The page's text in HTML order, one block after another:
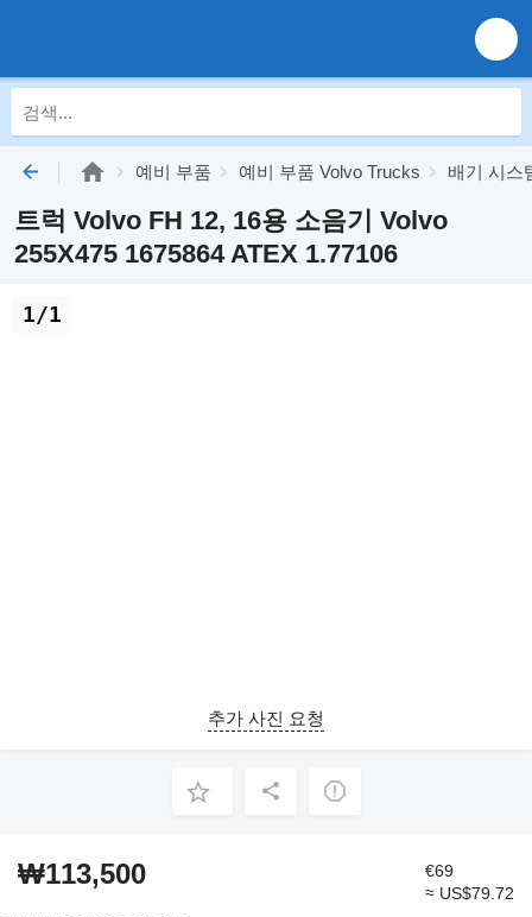
예비 부품 예비 부품 Volvo Trucks 배기 시스
트럭 Volvo FH 12, 16용 소음기 Volvo
255X475 1675864 ATEX 1.77106
1/1
추가 사진 요청
₩113,500
€69
≈ US$79.72